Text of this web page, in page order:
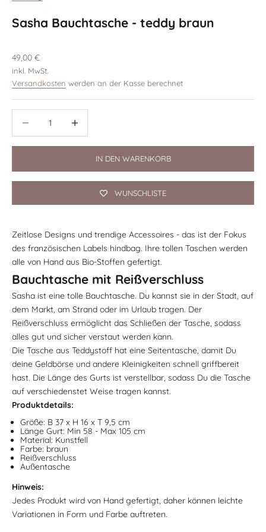
Sasha Bauchtasche - teddy braun
Angebot
49,00 €
inkl. MwSt.
Versandkosten werden an der Kasse berechnet
IN DEN WARENKORB
WUNSCHLISTE
Zeitlose Designs und trendige Accessoires - das ist der Fokus
des französischen Labels hindbag. Ihre tollen Taschen werden
alle von Hand aus Bio-Stoffen gefertigt.
Bauchtasche mit Reißverschluss
Sasha ist eine tolle Bauchtasche. Du kannst sie in der Stadt, auf
dem Markt, am Strand oder im Urlaub tragen. Der
Reißverschluss ermöglicht das Schließen der Tasche, sodass
alles gut und sicher verstaut werden kann.
Die Tasche aus Teddystoff hat eine Seitentasche, damit Du
deine Geldbörse und andere Kleinigkeiten schnell griffbereit
hast. Die Länge des Gurts ist verstellbar, sodass Du die Tasche
auf verschiedenstet Weise tragen kannst.
Produktdetails:
Größe: B 37 x H 16 x T 9,5 cm
Länge Gurt: Min 58 - Max 105 cm
Material: Kunstfell
Farbe: braun
Reißverschluss
Außentasche
Hinweis:
Jedes Produkt wird von Hand gefertigt, daher können leichte
Variationen in Form und Farbe auftreten.